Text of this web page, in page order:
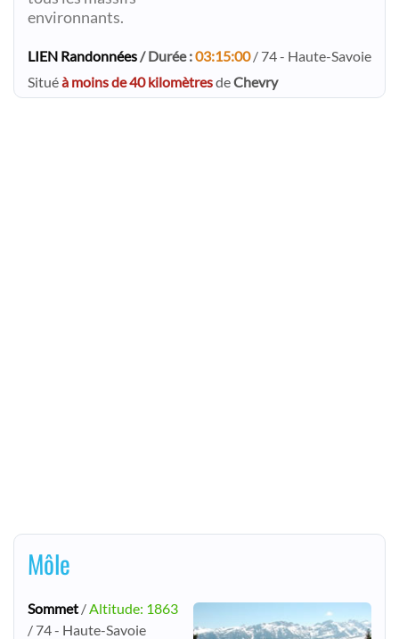
environnants.
LIEN Randonnées / Durée :03:15:00/ 74 - Haute-Savoie
Situéà moins de 40 kilomètresdeChevry
Môle
Sommet / Altitude: 1863
/ 74 - Haute-Savoie